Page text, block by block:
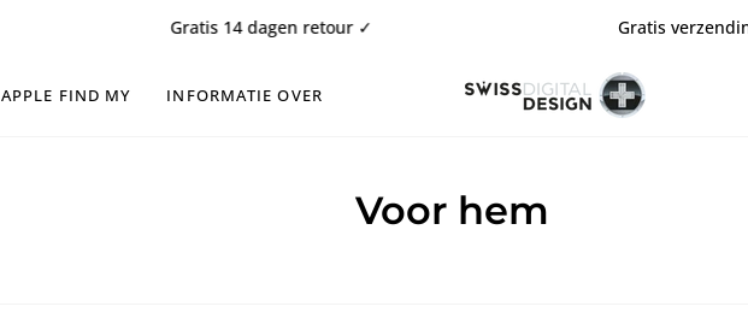
Gratis 14 dagen retour ✓ Gratis verzending ✓
APPLE FIND MY INFORMATIE OVER
Voor hem